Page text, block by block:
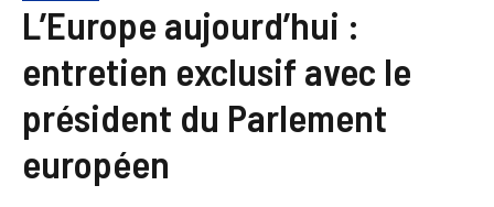
L’Europe aujourd’hui :
entretien exclusif avec le
président du Parlement
européen